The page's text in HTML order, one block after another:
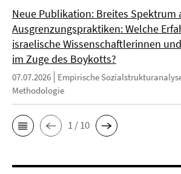
Neue Publikation: Breites Spektrum
Ausgrenzungspraktiken: Welche
israelische Wissenschaftlerinnen
im Zuge des Boykotts?
07.07.2026
Empirische
Methodologie
1 / 10